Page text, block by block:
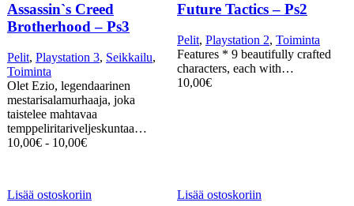
Assassin`s Creed
Brotherhood – Ps3
Pelit, Playstation 3, Seikkailu,
Toiminta
Olet Ezio, legendaarinen
mestarisalamurhaaja, joka
taistelee mahtavaa
temppeliritariveljeskuntaa…
10,00€ - 10,00€
Future Tactics – Ps2
Pelit, Playstation 2, Toiminta
Features * 9 beautifully crafted
characters, each with…
10,00€
Lisää ostoskoriin Lisää ostoskoriin